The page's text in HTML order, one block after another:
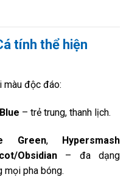
tính thể hiện
màu độc đáo:
– trẻ trung, thanh lịch.
Green, Hypersmash
Obsidian – đa dạng
mọi pha bóng.